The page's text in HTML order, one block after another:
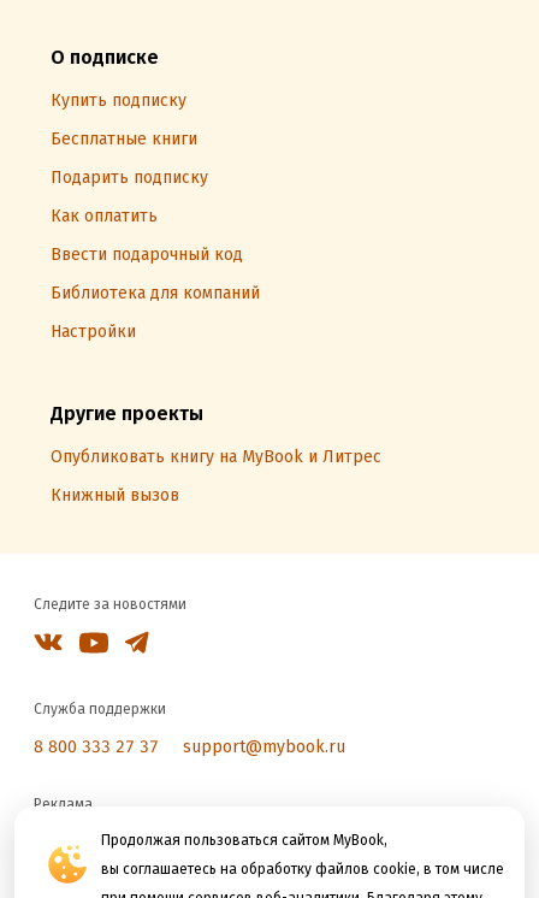
Продолжая пользоваться сайтом MyBook,
вы соглашаетесь на обработку файлов cookie, в том числе
О подписке
Купить подписку
Бесплатные книги
Подарить подписку
Как оплатить
Ввести подарочный код
Библиотека для компаний
Настройки
Другие проекты
Опубликовать книгу на MyBook и Литрес
Книжный вызов
Следите за новостями
Служба поддержки
8 800 333 27 37 support@mybook.ru
Реклама
reklama@litres.ru